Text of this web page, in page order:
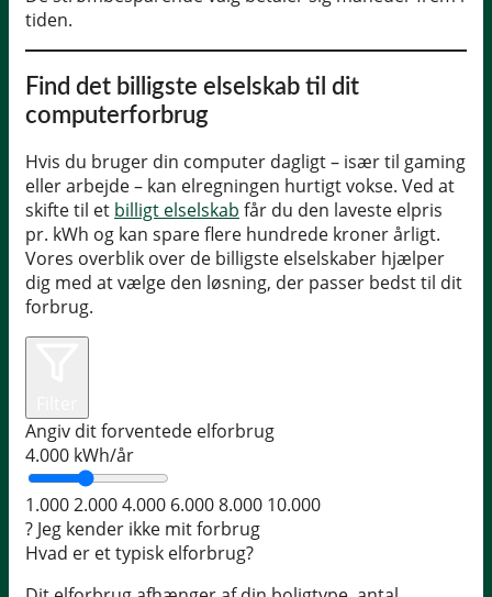
tiden.
Find det billigste elselskab til dit
computerforbrug
Hvis du bruger din computer dagligt – især til gaming
eller arbejde – kan elregningen hurtigt vokse. Ved at
skifte til et billigt elselskab får du den laveste elpris
pr. kWh og kan spare flere hundrede kroner årligt.
Vores overblik over de billigste elselskaber hjælper
dig med at vælge den løsning, der passer bedst til dit
forbrug.
Angiv dit forventede elforbrug
4.000 kWh/år
1.0002.0004.000 6.0008.000 10.000
? Jeg kender ikke mit forbrug
Hvad er et typisk elforbrug?